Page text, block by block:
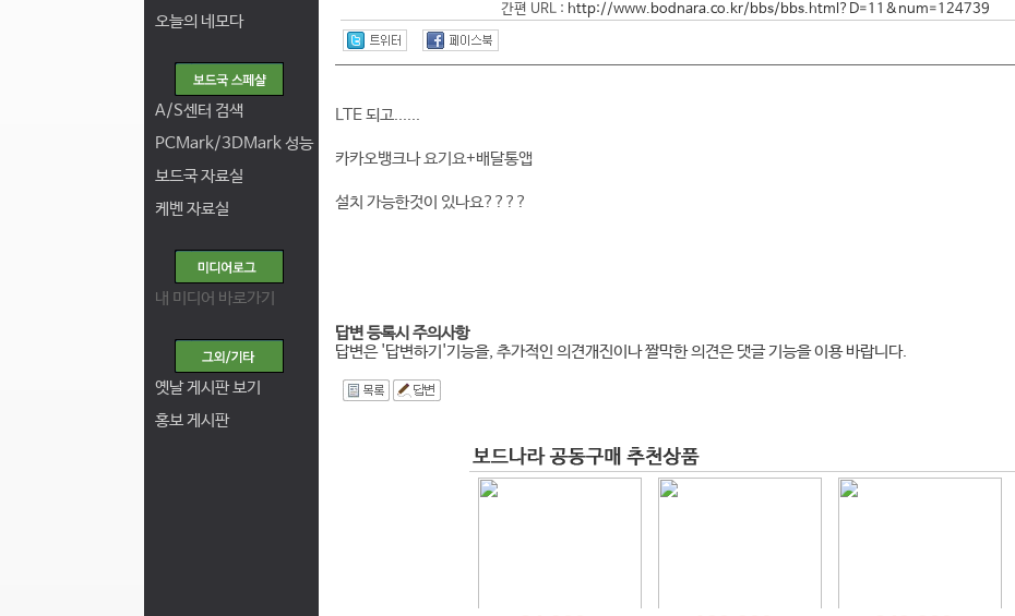
오늘의 네모다
A/S센터 검색
PCMark/3DMark 성능
보드국 자료실
케벤 자료실
내 미디어 바로가기
옛날 게시판 보기
홍보 게시판
간편 URL : http://www.bodnara.co.kr/bbs/bbs.html?D=11&num=124739
LTE 되고......
카카오뱅크나 요기요+배달통앱
설치 가능한것이 있나요????
답변 등록시 주의사항
답변은 '답변하기'기능을, 추가적인 의견개진이나 짤막한 의견은 댓글 기능을 이용 바랍니다.